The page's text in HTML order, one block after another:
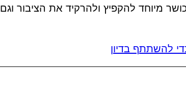
כושר מיוחד להקפיץ ולהרקיד את הציבור וגם
להשתתף בדיון